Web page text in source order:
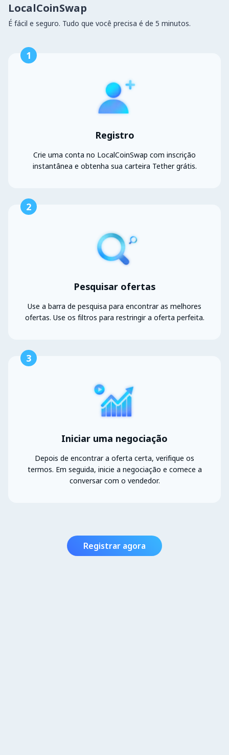
LocalCoinSwap
É fácil e seguro. Tudo que você precisa é de 5 minutos.
1
Registro
Crie uma conta no LocalCoinSwap com inscrição
instantânea e obtenha sua carteira Tether grátis.
2
Pesquisar ofertas
Use a barra de pesquisa para encontrar as melhores
ofertas. Use os filtros para restringir a oferta perfeita.
3
Iniciar uma negociação
Depois de encontrar a oferta certa, verifique os
termos. Em seguida, inicie a negociação e comece a
conversar com o vendedor.
Registrar agora